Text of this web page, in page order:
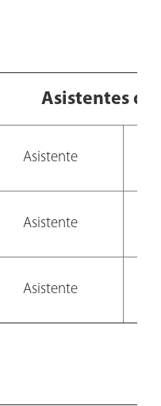
Asistentes de
Asistente
Asistente
Asistente